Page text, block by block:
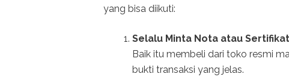
yang bisa diikuti:
Selalu Minta Nota atau Sertifikat
Baik itu membeli dari toko resmi
bukti transaksi yang jelas.